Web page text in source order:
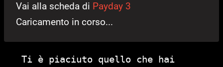
Vai alla scheda di Payday 3
Caricamento in corso...
Ti è piaciuto quello che hai